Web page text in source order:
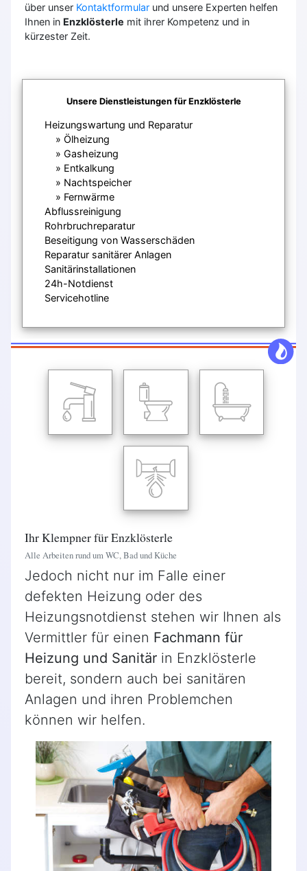
über unser Kontaktformular und unsere Experten helfen
Ihnen in Enzklösterle mit ihrer Kompetenz und in
kürzester Zeit.
Unsere Dienstleistungen für Enzklösterle
Heizungswartung und Reparatur
Ölheizung
Gasheizung
Entkalkung
Nachtspeicher
Fernwärme
Abflussreinigung
Rohrbruchreparatur
Beseitigung von Wasserschäden
Reparatur sanitärer Anlagen
Sanitärinstallationen
24h-Notdienst
Servicehotline
Ihr Klempner für Enzklösterle
Alle Arbeiten rund um WC, Bad und Küche
Jedoch nicht nur im Falle einer
defekten Heizung oder des
Heizungsnotdienst stehen wir Ihnen als
Vermittler für einen Fachmann für
Heizung und Sanitär in Enzklösterle
bereit, sondern auch bei sanitären
Anlagen und ihren Problemchen
können wir helfen.